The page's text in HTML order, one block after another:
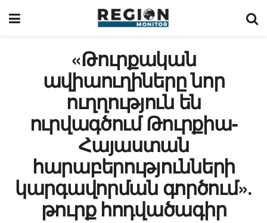
«Թուրքական
ավիաուղիները նոր
ուղղություն են
ուրվագծում Թուրքիա-
Հայաստան
հարաբերությունների
կարգավորման գործում»․
թուրք հոդվածագիր